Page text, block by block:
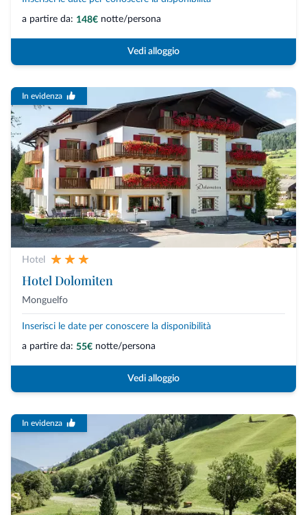
a partire da: 148€ notte/persona
Vedi alloggio
In evidenza
Hotel
Hotel Dolomiten
Monguelfo
Inserisci le date per conoscere la disponibilità
a partire da: 55€ notte/persona
Vedi alloggio
In evidenza